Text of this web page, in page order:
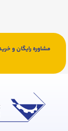
مشاوره رایگان و